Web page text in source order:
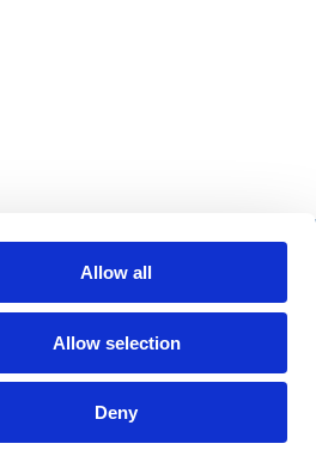
Allow all
Allow selection
Deny